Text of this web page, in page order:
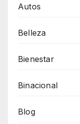
Autos
Belleza
Bienestar
Binacional
Blog